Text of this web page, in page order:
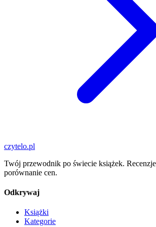
czytelo.pl
Twój przewodnik po świecie książek.
porównanie cen.
Odkrywaj
Książki
Kategorie